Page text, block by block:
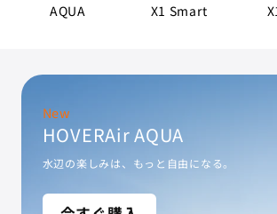
AQUA X1 Smart
New
HOVERAir AQUA
水辺の楽しみは、もっと自由になる。